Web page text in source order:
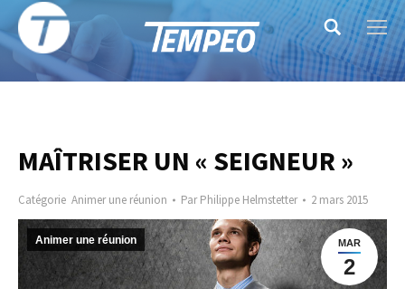
Search:
MAÎTRISER UN « SEIGNEUR »
Catégorie Animer une réunion ParPhilippe Helmstetter 2 mars 2015
MAR
2
Animer une réunion